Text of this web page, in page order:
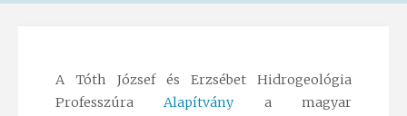
A Tóth József és Erzsébet Hidrogeológia
ProfesszúraAlapítványa magyar